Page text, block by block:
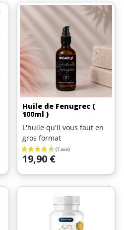
Huile de Fenugrec (
100ml )
L'huile qu'il vous faut en
gros format
Prix
19,90 €